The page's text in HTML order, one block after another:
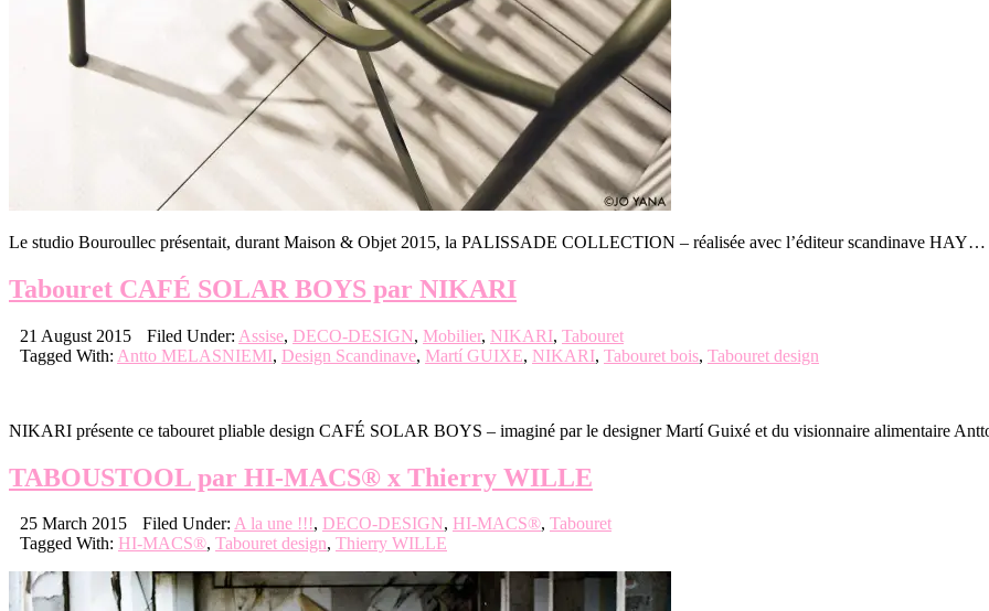
Le studio Bouroullec présentait, durant Maison & Objet 2015, la PALISSADE COLLECTION – réalisée avec l’éditeur scandinave HAY…
Tabouret CAFÉ SOLAR BOYS par NIKARI
21 August 2015 Filed Under: Assise, DECO-DESIGN, Mobilier, NIKARI, Tabouret
Tagged With: Antto MELASNIEMI, Design Scandinave, Martí GUIXE, NIKARI, Tabouret bois, Tabouret design
NIKARI présente ce tabouret pliable design CAFÉ SOLAR BOYS – imaginé par le designer Martí Guixé et du visionnaire alimentaire
TABOUSTOOL par HI-MACS® x Thierry WILLE
25 March 2015 Filed Under: A la une !!!, DECO-DESIGN, HI-MACS®, Tabouret
Tagged With: HI-MACS®, Tabouret design, Thierry WILLE